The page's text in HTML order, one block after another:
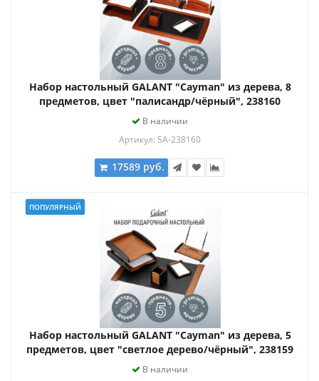
Набор настольный GALANT "Cayman" из дерева, 8
предметов, цвет "палисандр/чёрный", 238160
В наличии
Артикул: SA-238160
17589 руб.
ПОПУЛЯРНЫЙ
Набор настольный GALANT "Cayman" из дерева, 5
предметов, цвет "светлое дерево/чёрный", 238159
В наличии